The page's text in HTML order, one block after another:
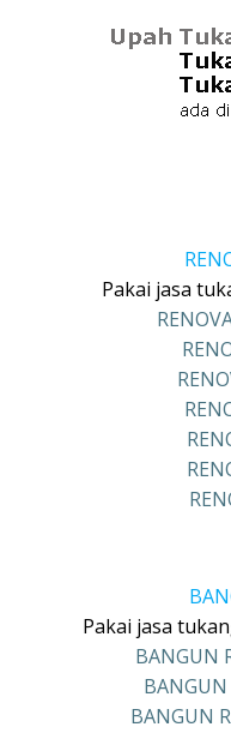
Pakai jasa
Pakai jasa
BANGUN
BANGUN